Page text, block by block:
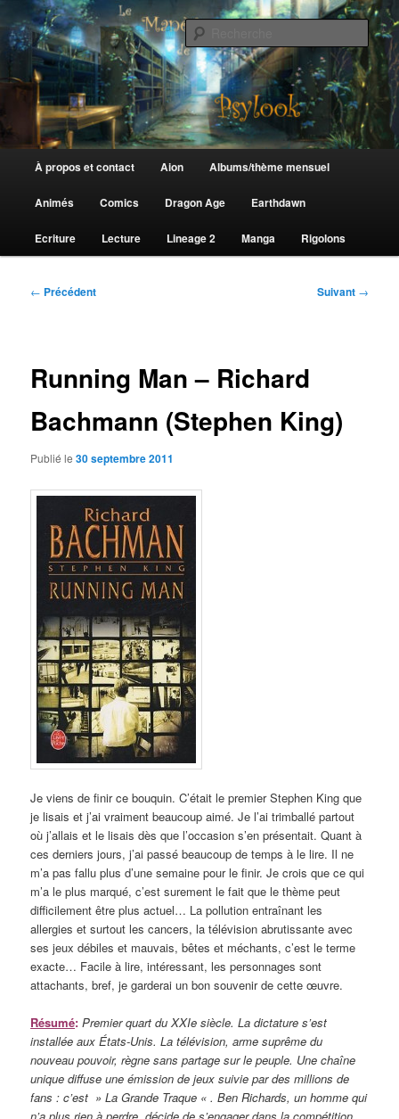
au
contenu
principalLe Manège de Psylook
principal
À propos et contact Aion Albums/thème mensuel
Animés Comics Dragon Age Earthdawn
Ecriture Lecture Lineage 2 Manga Rigolons
Navigation
← Précédent Suivant →
Running Man – Richard
Bachmann (Stephen King)
Publié le30 septembre 2011
Je viens de finir ce bouquin. C’était le premier Stephen King que
je lisais et j’ai vraiment beaucoup aimé. Je l’ai trimballé partout
où j’allais et le lisais dès que l’occasion s’en présentait. Quant à
ces derniers jours, j’ai passé beaucoup de temps à le lire. Il ne
m’a pas fallu plus d’une semaine pour le finir. Je crois que ce qui
m’a le plus marqué, c’est surement le fait que le thème peut
difficilement être plus actuel… La pollution entraînant les
allergies et surtout les cancers, la télévision abrutissante avec
ses jeux débiles et mauvais, bêtes et méchants, c’est le terme
exacte… Facile à lire, intéressant, les personnages sont
attachants, bref, je garderai un bon souvenir de cette œuvre.
Résumé: Premier quart du XXIe siècle. La dictature s’est
installée aux États-Unis. La télévision, arme suprême du
nouveau pouvoir, règne sans partage sur le peuple. Une chaîne
unique diffuse une émission de jeux suivie par des millions de
fans : c’est » La Grande Traque « . Ben Richards, un homme qui